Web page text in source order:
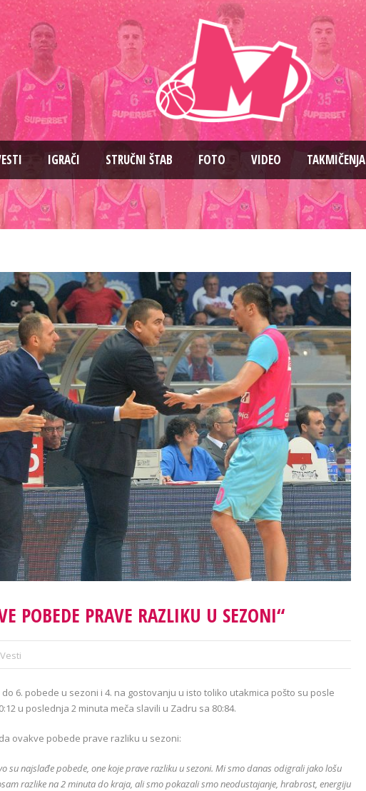
IGRAČI STRUČNI ŠTAB FOTO VIDEO TAKMIČENJA
POBEDE PRAVE RAZLIKU U SEZONI“
Vesti
6. pobede u sezoni i 4. na gostovanju u isto toliko utakmica pošto su posle
u poslednja 2 minuta meča slavili u Zadru sa 80:84.
ovakve pobede prave razliku u sezoni:
su najslađe pobede, one koje prave razliku u sezoni. Mi smo danas odigrali jako lošu
razlike na 2 minuta do kraja, ali smo pokazali smo neodustajanje, hrabrost, energiju